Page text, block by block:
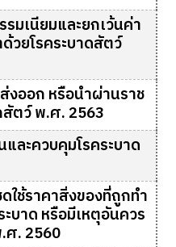
มเนียมและยกเว้นค่า
วยโรคระบาดสัตว์
งออก หรือนำผ่านราช
ตว์ พ.ศ. 2563
ละควบคุมโรคระบาด
ใช้ราคาสิ่งของที่ถูกทํา
บาด หรือมีเหตุอันควร
.ศ. 2560